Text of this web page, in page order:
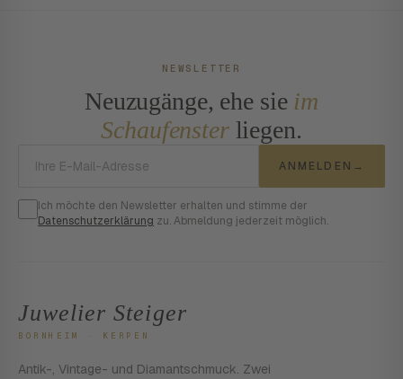
NEWSLETTER
Neuzugänge, ehe sie im
Schaufensterliegen.
ANMELDEN →
Ich möchte den Newsletter erhalten und stimme der
Datenschutzerklärung zu. Abmeldung jederzeit möglich.
Juwelier Steiger
BORNHEIM · KERPEN
Antik-, Vintage- und Diamantschmuck. Zwei